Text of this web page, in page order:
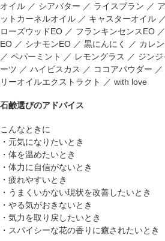
オイル ／ シアバター ／ ライスブラン ／
ットカーネルオイル ／ キャスターオイル
ローズウッドEO ／ フランキンセンスEO
EO ／ シナモンEO ／ 黒にんにく ／ カレ
／ ペパーミント ／ レモングラス ／ ジン
ーツ ／ ハイビスカス ／ ココアパウダー
リーオイルエクストラクト ／ with love
石鹸選びのアドバイス
こんなときに
・元気になりたいとき
・体を温めたいとき
・体力に自信がないとき
・疲れやすいとき
・うまくいかない現状を改善したいとき
・やる気がおきないとき
・気力を取り戻したいとき
・スパイシーな花の香りに癒されたいとき